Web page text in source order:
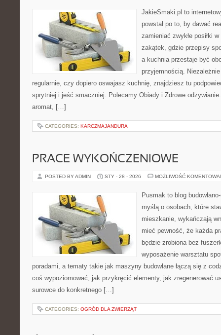
JakieSmaki.pl to
powstał po to, by dawać
zamieniać zwykłe posiłki
zakątek, gdzie przepisy
a kuchnia przestaje być
przyjemnością.
regularnie, czy dopiero oswajasz kuchnię, znajdziesz tu
sprytniej i jeść smaczniej. Polecamy Obiady i Zdrowe
aromat, […]
CATEGORIES: KARCZMAJANDURA
PRACE WYKOŃCZENIOWE
POSTED BY ADMIN STY - 28 - 2026 MOŻLIWOŚĆ
Pusmak to blog
myślą o osobach, które
mieszkanie, wykańczają
mieć pewność, że każda
będzie zrobiona bez
wyposażenie warsztatu
poradami, a tematy takie jak maszyny budowlane łączą się z
coś wypoziomować, jak przykręcić elementy, jak zregenerować
surowce do konkretnego […]
CATEGORIES: OGRÓD DLA ZWIERZĄT